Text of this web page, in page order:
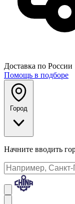
Доставка по России
Помощь в подборе
Город
Начните вводить